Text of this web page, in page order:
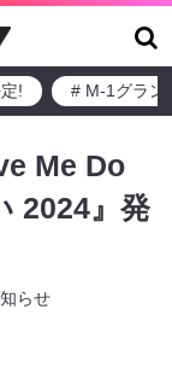
! # M-1グラン
Me Do
2024』発
らせ